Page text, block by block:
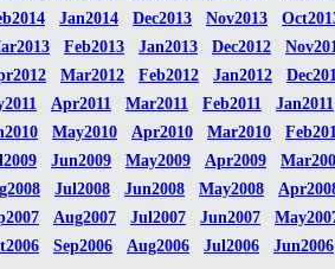
Jan2014 Dec2013 Nov2013
Feb2013 Jan2013 Dec2012
Mar2012 Feb2012 Jan2012
Apr2011 Mar2011 Feb2011
Jan2011
May2010 Apr2010 Mar2010
Jun2009 May2009 Apr2009
Jul2008 Jun2008 May2008
Aug2007 Jul2007 Jun2007
Sep2006 Aug2006 Jul2006 Jun2006